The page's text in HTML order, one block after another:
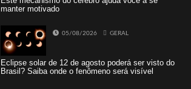
manter motivado
05/08/2026 GERAL
Eclipse solar de 12 de agosto poderá ser visto do
Brasil? Saiba onde o fenômeno será visível